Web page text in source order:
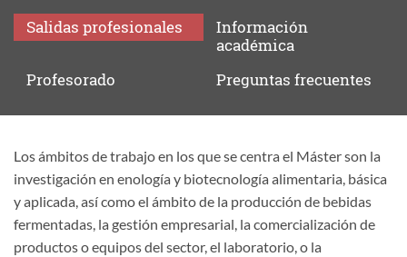
Salidasprofesionales
Información
académica
Profesorado
Preguntasfrecuentes
Salidas
profesionales
Los ámbitos de trabajo en los que se centra el Máster son la
investigación en enología y biotecnología alimentaria, básica
y aplicada, así como el ámbito de la producción de bebidas
fermentadas, la gestión empresarial, la comercialización de
productos o equipos del sector, el laboratorio, o la